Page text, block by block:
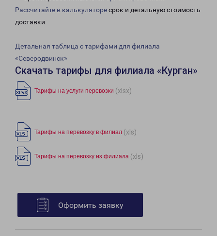
Рассчитайте в калькуляторесрок и детальную стоимость
доставки.
Детальная таблица с тарифами для филиала
«Северодвинск»
Скачать тарифы для филиала «Курган»
Тарифы на услуги перевозки (xlsx)
Тарифы на перевозку в филиал (xls)
Тарифы на перевозку из филиала (xls)
Оформить заявку